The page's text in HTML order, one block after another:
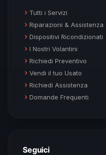
Tutti i Servizi
Riparazioni & Assistenza
Dispositivi Ricondizionati
I Nostri Volantini
Richiedi Preventivo
Vendi il tuo Usato
Richiedi Assistenza
Domande Frequenti
Seguici